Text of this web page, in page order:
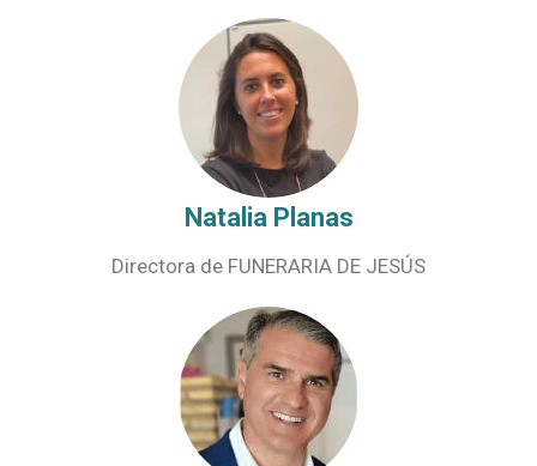
Natalia Planas
Directora de FUNERARIA DE JESÚS